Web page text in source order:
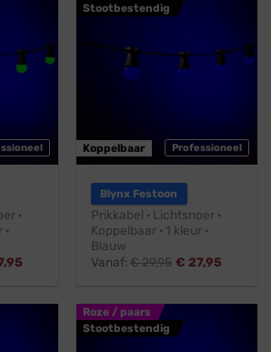
·
Stootbestendig
Professioneel
Koppelbaar
Blynx Festoon
Prikkabel · Lichtsnoer ·
Koppelbaar · 1 kleur ·
Blauw
Vanaf:€29,95 € 27,95
Roze / paars
Stootbestendig